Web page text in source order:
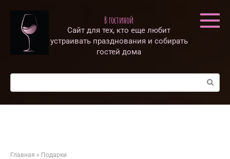
контенту
В гостиной
Сайт для тех, кто еще любит
устраивать празднования и собирать
гостей дома
Поиск:
Главная » Подарки